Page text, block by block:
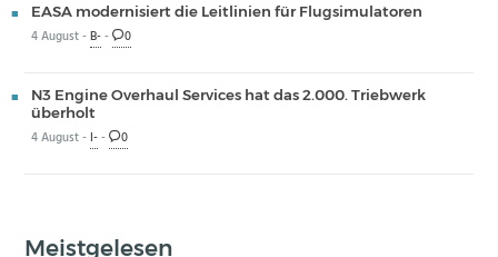
EASA modernisiert die Leitlinien für Flugsimulatoren
4 August -B-- 0
N3 Engine Overhaul Services hat das 2.000. Triebwerk
überholt
4 August - I-- 0
Meistgelesen